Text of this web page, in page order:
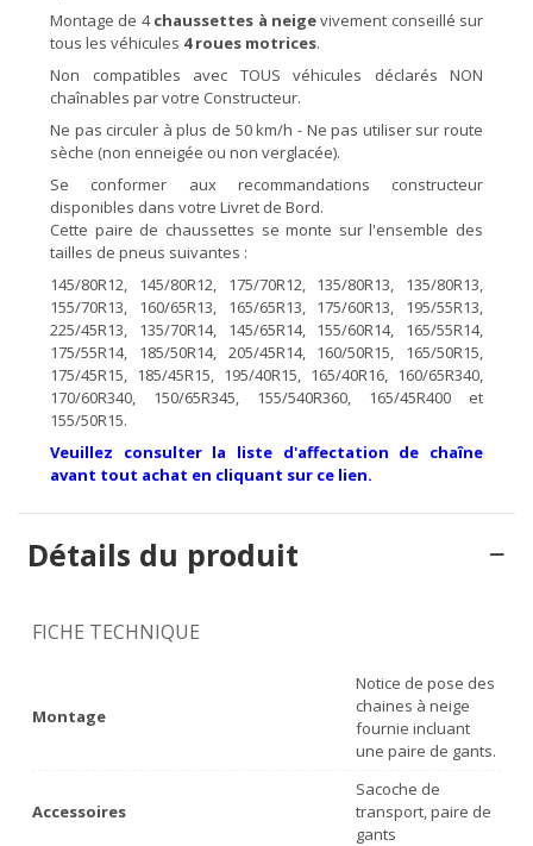
Montage de 4chaussettes à neigevivement conseillé sur
tous les véhicules 4 roues motrices.
Non compatibles avec TOUS véhicules déclarés NON
chaînables par votre Constructeur.
Ne pas circuler à plus de 50 km/h - Ne pas utiliser sur route
sèche (non enneigée ou non verglacée).
Se conformer aux recommandations constructeur
disponibles dans votre Livret de Bord.
Cette paire de chaussettes se monte sur l'ensemble des
tailles de pneus suivantes :
145/80R12, 145/80R12, 175/70R12, 135/80R13, 135/80R13,
155/70R13, 160/65R13, 165/65R13, 175/60R13, 195/55R13,
225/45R13, 135/70R14, 145/65R14, 155/60R14, 165/55R14,
175/55R14, 185/50R14, 205/45R14, 160/50R15, 165/50R15,
175/45R15, 185/45R15, 195/40R15, 165/40R16, 160/65R340,
170/60R340, 150/65R345, 155/540R360, 165/45R400 et
155/50R15.
Veuillez consulter la liste d'affectation de chaîne
avant tout achat en cliquant sur ce lien.
Détails du produit
FICHE TECHNIQUE
Montage
Notice de pose des
chaines à neige
fournie incluant
une paire de gants.
Accessoires
Sacoche de
transport, paire de
gants